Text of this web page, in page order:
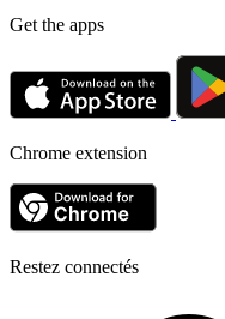
Get the apps
Chrome extension
Restez connectés